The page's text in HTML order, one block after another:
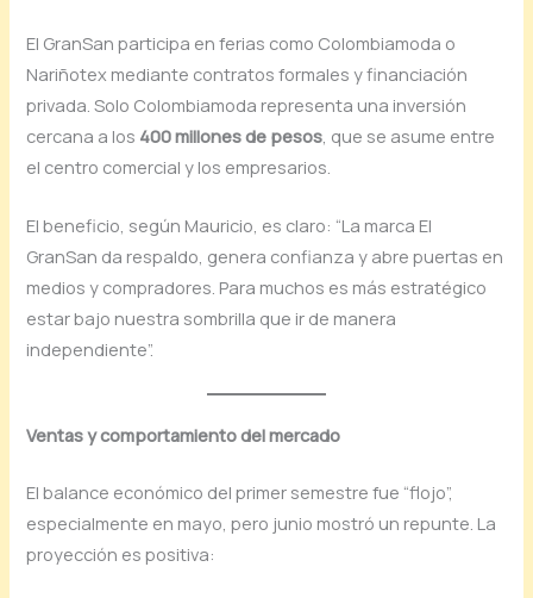
El GranSan participa en ferias como Colombiamoda o
Nariñotex mediante contratos formales y financiación
privada. Solo Colombiamoda representa una inversión
cercana a los 400 millones de pesos, que se asume entre
el centro comercial y los empresarios.
El beneficio, según Mauricio, es claro: “La marca El
GranSan da respaldo, genera confianza y abre puertas en
medios y compradores. Para muchos es más estratégico
estar bajo nuestra sombrilla que ir de manera
independiente”.
Ventas y comportamiento del mercado
El balance económico del primer semestre fue “flojo”,
especialmente en mayo, pero junio mostró un repunte. La
proyección es positiva: